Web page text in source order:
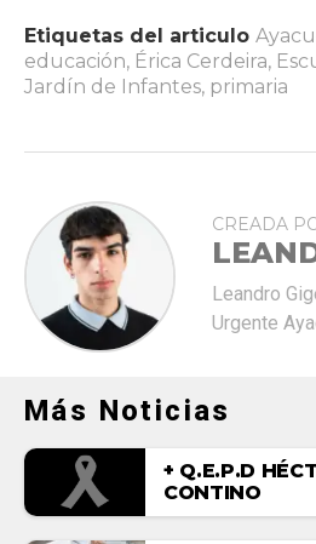
Etiquetas del articulo
educación, Érica Cerdeira,
Jardín de Infantes, primaria
CREADA
Leandro
Urgente
Más Noticias
+ Q.E.P.D
CONTINO